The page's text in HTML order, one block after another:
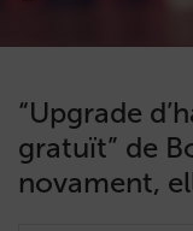
“Upgrade
gratuït” de
novament,